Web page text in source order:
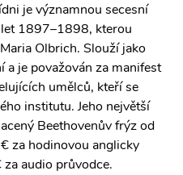
je významnou secesní
1897–1898, kterou
Olbrich. Slouží jako
je považován za manifest
umělců, kteří se
institutu. Jeho největší
Beethovenův frýz od
za hodinovou anglicky
audio průvodce.